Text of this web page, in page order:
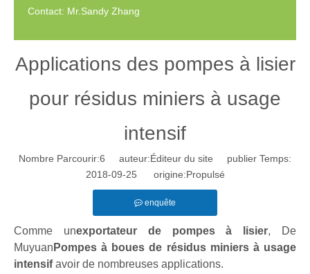
Contact: Mr.Sandy Zhang
Applications des pompes à lisier
pour résidus miniers à usage
intensif
Nombre Parcourir:6 auteur:Éditeur du site publier Temps:
2018-09-25 origine:Propulsé
enquête
Comme unexportateur de pompes à lisier, De
Muyuan Pompes à boues de résidus miniers à usage
intensifavoir de nombreuses applications.